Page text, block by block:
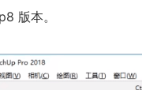
版本。